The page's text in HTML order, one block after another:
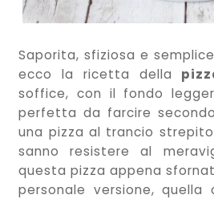
Saporita, sfiziosa e
ecco la ricetta della
soffice, con il fondo
perfetta da farcire
una pizza al trancio
sanno resistere al
questa pizza appena
personale versione, quella